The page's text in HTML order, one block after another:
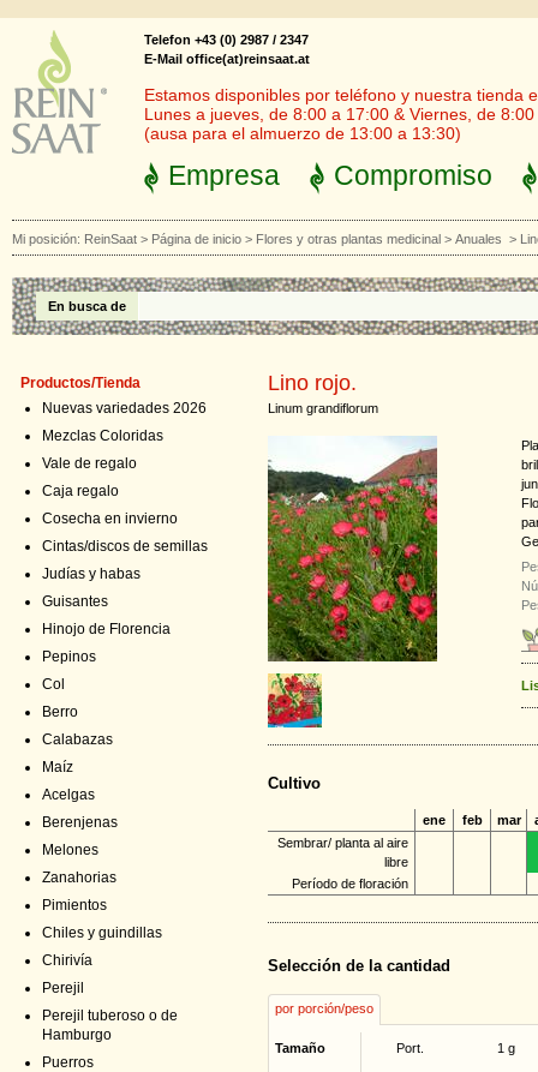
Telefon +43 (0) 2987 / 2347
E-Mail office(at)reinsaat.at
Estamos disponibles por teléfono y nuestra tienda
Lunes a jueves, de 8:00 a 17:00 & Viernes, de
(ausa para el almuerzo de 13:00 a 13:30)
Empresa Compromiso
Mi posición: ReinSaat > Página de inicio > Flores y otras plantas medicinal > Anuales >
En busca de
Productos/Tienda
Nuevas variedades 2026
Mezclas Coloridas
Vale de regalo
Caja regalo
Cosecha en invierno
Cintas/discos de semillas
Judías y habas
Guisantes
Hinojo de Florencia
Pepinos
Col
Berro
Calabazas
Maíz
Acelgas
Berenjenas
Melones
Zanahorias
Pimientos
Chiles y guindillas
Chirivía
Perejil
Perejil tuberoso o de
Hamburgo
Puerros
Lino rojo.
Linum grandiflorum
Cultivo
ene feb mar
Sembrar/ planta al aire
libre
Período de floración
Selección de la cantidad
por porción/peso
Tamaño Port. 1 g